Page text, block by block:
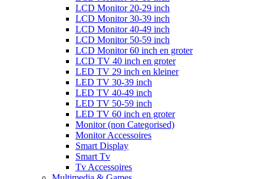
LCD Monitor 20-29 inch
LCD Monitor 30-39 inch
LCD Monitor 40-49 inch
LCD Monitor 50-59 inch
LCD Monitor 60 inch en groter
LCD TV 40 inch en groter
LED TV 29 inch en kleiner
LED TV 30-39 inch
LED TV 40-49 inch
LED TV 50-59 inch
LED TV 60 inch en groter
Monitor (non Categorised)
Monitor Accessoires
Smart Display
Smart Tv
Tv Accessoires